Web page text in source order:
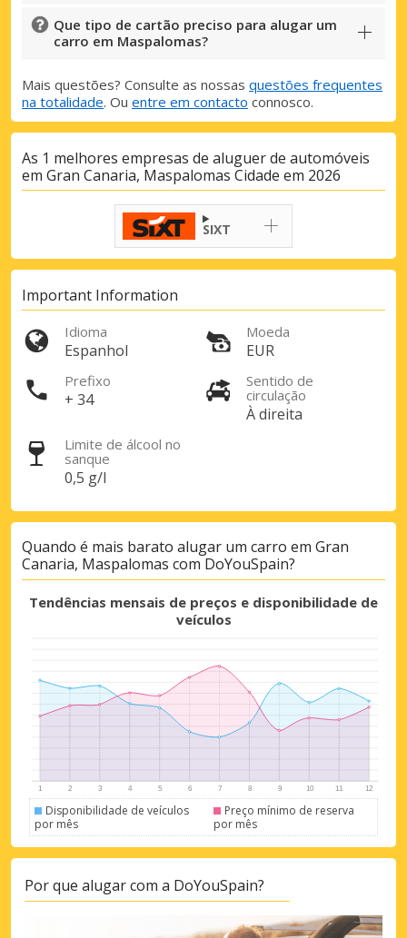
Que tipo de cartão preciso para alugar um
carro em Maspalomas?
Mais questões? Consulte as nossas questões frequentes
na totalidade. Ou entre em contacto connosco.
As 1 melhores empresas de aluguer de automóveis
em Gran Canaria, Maspalomas Cidade em 2026
SIXT
Important Information
Idioma
Espanhol
Moeda
EUR
Prefixo
+ 34
Sentido de
circulação
À direita
Limite de álcool no
sanque
0,5 g/l
Quando é mais barato alugar um carro em Gran
Canaria, Maspalomas com DoYouSpain?
Tendências mensais de preços e disponibilidade de
veículos
Disponibilidade de veículos
por mês
Preço mínimo de reserva
por mês
Por que alugar com a DoYouSpain?
Descontos especiais
Aceda a ofertas exclusivas dos nossos
fornecedores
Iniciar sessão com eLink